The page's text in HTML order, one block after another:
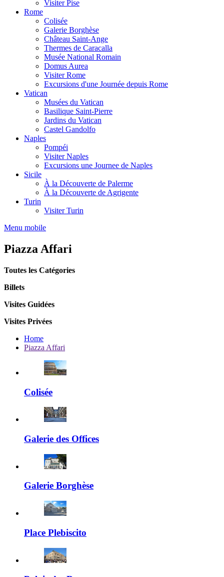
Visiter Pise
Rome
Colisée
Galerie Borghèse
Château Saint-Ange
Thermes de Caracalla
Musée National Romain
Domus Aurea
Visiter Rome
Excursions d'une Journée depuis Rome
Vatican
Musées du Vatican
Basilique Saint-Pierre
Jardins du Vatican
Castel Gandolfo
Naples
Pompéi
Visiter Naples
Excursions une Journee de Naples
Sicile
À la Découverte de Palerme
À la Découverte de Agrigente
Turin
Visiter Turin
Menu mobile
Piazza Affari
Toutes les Catégories
Billets
Visites Guidées
Visites Privées
Home
Piazza Affari
Colisée
Galerie des Offices
Galerie Borghèse
Place Plebiscito